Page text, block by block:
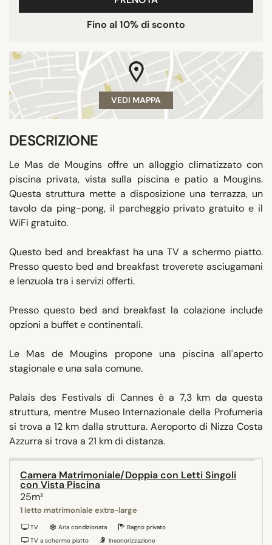
Fino al 10% di sconto
VEDI MAPPA
DESCRIZIONE
Le Mas de Mougins offre un alloggio climatizzato con
piscina privata, vista sulla piscina e patio a Mougins.
Questa struttura mette a disposizione una terrazza, un
tavolo da ping-pong, il parcheggio privato gratuito e il
WiFi gratuito.
Questo bed and breakfast ha una TV a schermo piatto.
Presso questo bed and breakfast troverete asciugamani
e lenzuola tra i servizi offerti.
Presso questo bed and breakfast la colazione include
opzioni a buffet e continentali.
Le Mas de Mougins propone una piscina all'aperto
stagionale e una sala comune.
Palais des Festivals di Cannes è a 7,3 km da questa
struttura, mentre Museo Internazionale della Profumeria
si trova a 12 km dalla struttura. Aeroporto di Nizza Costa
Azzurra si trova a 21 km di distanza.
Camera Matrimoniale/Doppia con Letti Singoli
con Vista Piscina
25m²
1 letto matrimoniale extra-large
TV Aria condizionata
Bagno privato
TV a schermo piatto
Insonorizzazione